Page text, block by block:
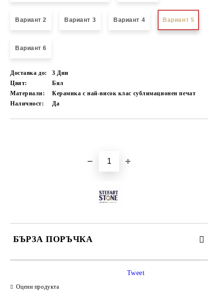
Вариант 2 Вариант 3 Вариант 4 Вариант 5
Вариант 6
Доставка до: 3Дни
Цвят:
Бял
Материали:
Керамика с най-висок клас сублимационен печат
Наличност:
Да
БЪРЗА ПОРЪЧКА
Tweet
Оцени продукта